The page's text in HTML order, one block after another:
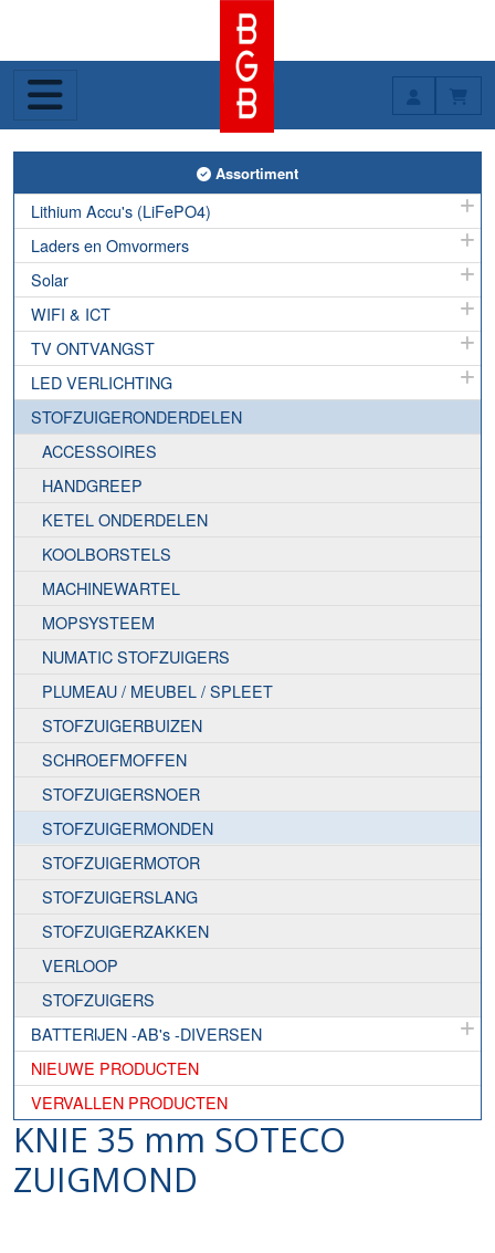
Toggle Assortiment
Assortiment
Lithium Accu's (LiFePO4)
Laders en Omvormers
Solar
WIFI & ICT
TV ONTVANGST
LED VERLICHTING
STOFZUIGERONDERDELEN
ACCESSOIRES
HANDGREEP
KETEL ONDERDELEN
KOOLBORSTELS
MACHINEWARTEL
MOPSYSTEEM
NUMATIC STOFZUIGERS
PLUMEAU / MEUBEL / SPLEET
STOFZUIGERBUIZEN
SCHROEFMOFFEN
STOFZUIGERSNOER
STOFZUIGERMONDEN
STOFZUIGERMOTOR
STOFZUIGERSLANG
STOFZUIGERZAKKEN
VERLOOP
STOFZUIGERS
BATTERIJEN -AB's -DIVERSEN
NIEUWE PRODUCTEN
VERVALLEN PRODUCTEN
KNIE 35 mm SOTECO
ZUIGMOND